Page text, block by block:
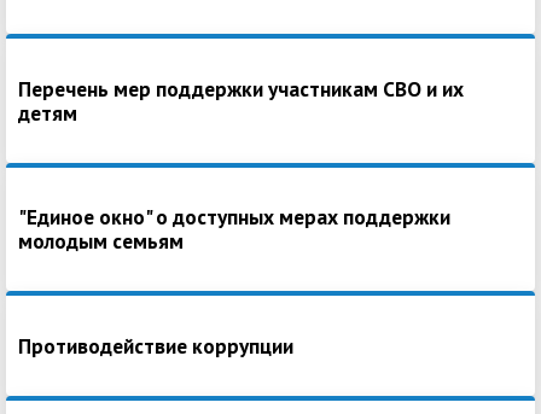
Перечень мер поддержки участникам СВО и их
детям
"Единое окно" о доступных мерах поддержки
молодым семьям
Противодействие коррупции